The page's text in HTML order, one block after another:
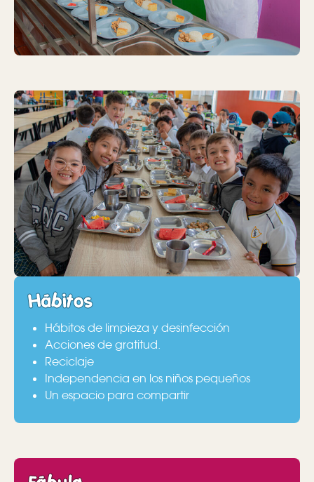
Hábitos
Hábitos de limpieza y desinfección
Acciones de gratitud.
Reciclaje
Independencia en los niños pequeños
Un espacio para compartir